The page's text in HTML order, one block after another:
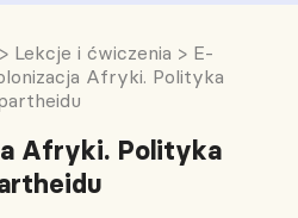
> Lekcje i ćwiczenia > E-
Afryki. Polityka
Afryki. Polityka